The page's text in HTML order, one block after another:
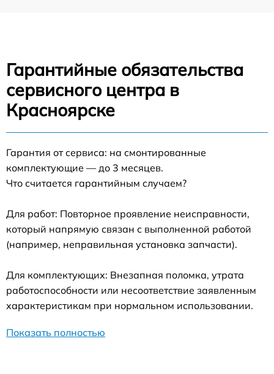
Гарантийные обязательства
сервисного центра в
Красноярске
Гарантия от сервиса: на смонтированные
комплектующие — до 3 месяцев.
Что считается гарантийным случаем?
Для работ: Повторное проявление неисправности,
который напрямую связан с выполненной работой
(например, неправильная установка запчасти).
Для комплектующих: Внезапная поломка, утрата
работоспособности или несоответствие заявленным
характеристикам при нормальном использовании.
Показать полностью